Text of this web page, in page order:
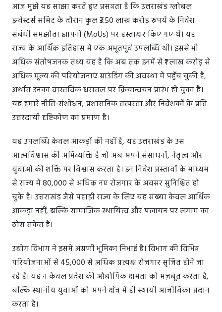
आज मुझे यह साझा करते हुए प्रसन्नता है कि उत्तराखंड ग्लोबल
इन्वेस्टर्स समिट के दौरान कुल ₹3.50 लाख करोड़ रुपये के निवेश
संबंधी समझौता ज्ञापनों (MoUs) पर हस्ताक्षर किए गए थे। यह
राज्य के आर्थिक इतिहास में एक अभूतपूर्व उपलब्धि थी। इससे भी
अधिक संतोषजनक तथ्य यह है कि अब तक इनमें से ₹1 लाख करोड़ से
अधिक मूल्य की परियोजनाएं ग्राउंडिंग की अवस्था में पहुँच चुकी हैं,
अर्थात उनका वास्तविक धरातल पर क्रियान्वयन प्रारंभ हो चुका है।
यह हमारे नीति-संशोधन, प्रशासनिक तत्परता और निवेशकों के प्रति
उत्तरदायी दृष्टिकोण का प्रमाण है।
यह उपलब्धि केवल आंकड़ों की नहीं है, यह उत्तराखंड के उस
आत्मविश्वास की अभिव्यक्ति है जो अब अपने संसाधनों, नेतृत्व और
युवाओं की शक्ति पर विश्वास करता है। इन निवेश प्रस्तावों के माध्यम
से राज्य में 80,000 से अधिक नए रोज़गार के अवसर सुनिश्चित हो
चुके हैं। उत्तराखंड जैसे पहाड़ी राज्य के लिए यह संख्या केवल आर्थिक
आंकड़ा नहीं, बल्कि सामाजिक स्थायित्व और पलायन पर लगाम का
ठोस संकेत है।
उद्योग विभाग ने इसमें अग्रणी भूमिका निभाई है। विभाग की विभिन्न
परियोजनाओं से 45,000 से अधिक प्रत्यक्ष रोजगार सृजित होने जा
रहे हैं। यह न केवल प्रदेश की औद्योगिक क्षमता को मज़बूत करता है,
बल्कि स्थानीय युवाओं को अपने क्षेत्र में ही स्थायी आजीविका प्रदान
करता है।